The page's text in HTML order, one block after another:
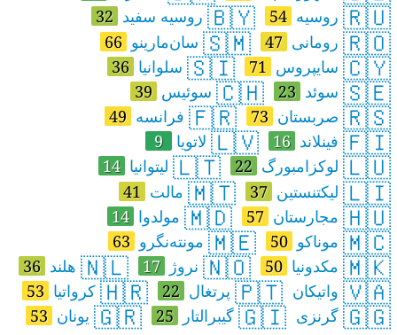
🇷🇺روسیه 54
🇧🇾روسیه‌ سفید 32
🇷🇴رومانی 47
🇸🇲سان‌مارینو 66
🇨🇾سایپروس 71
🇸🇮سلوانیا 36
🇸🇪سوئد 23
🇨🇭سوئیس 39
🇷🇸صربستان 73
🇫🇷فرانسه 49
🇫🇮فینلاند 16
🇱🇻لاتویا 9
🇱🇺لوکزامبورگ 22
🇱🇹لیتوانیا 14
🇱🇮لیکتنستین 37
🇲🇹مالت 41
🇭🇺مجارستان 57
🇲🇩مولدوا 14
🇲🇨موناکو 50
🇲🇪مونته‌نگرو 63
🇲🇰مکدونیا 50
🇳🇴نروژ 17
🇳🇱هلند 36
🇻🇦واتیکان 🇵🇹پرتغال 22
🇭🇷کرواتیا 53
🇬🇬گرنزی 🇬🇮گیبرالتار 25
🇬🇷یونان 53